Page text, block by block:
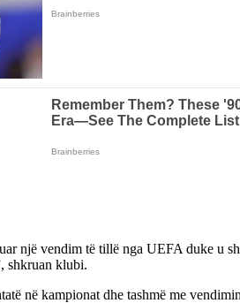
një vendim të tillë nga UEFA duke u
shkruan klubi.
në kampionat dhe tashmë me